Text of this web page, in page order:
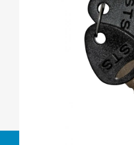
z
5
hvězdiček.